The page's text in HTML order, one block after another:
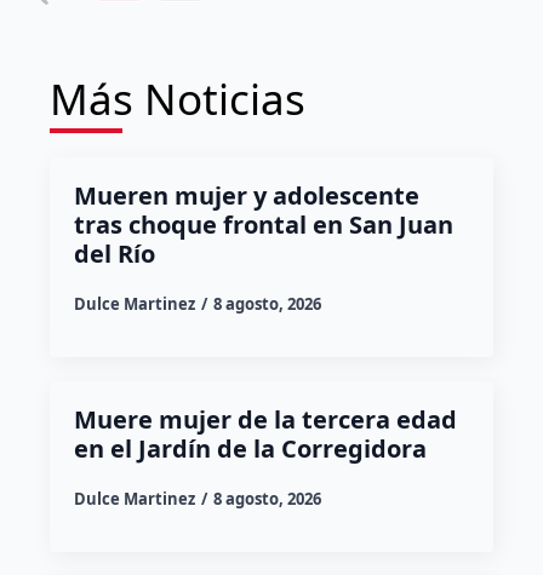
Más Noticias
Mueren mujer y adolescente
tras choque frontal en San Juan
del Río
Dulce Martinez 8 agosto, 2026
Muere mujer de la tercera edad
en el Jardín de la Corregidora
Dulce Martinez 8 agosto, 2026